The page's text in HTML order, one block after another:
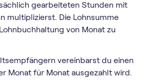
gearbeiteten Stunden mit
multiplizierst. Die Lohnsumme
von Monat zu
vereinbarst du einen
Monat für Monat ausgezahlt wird.